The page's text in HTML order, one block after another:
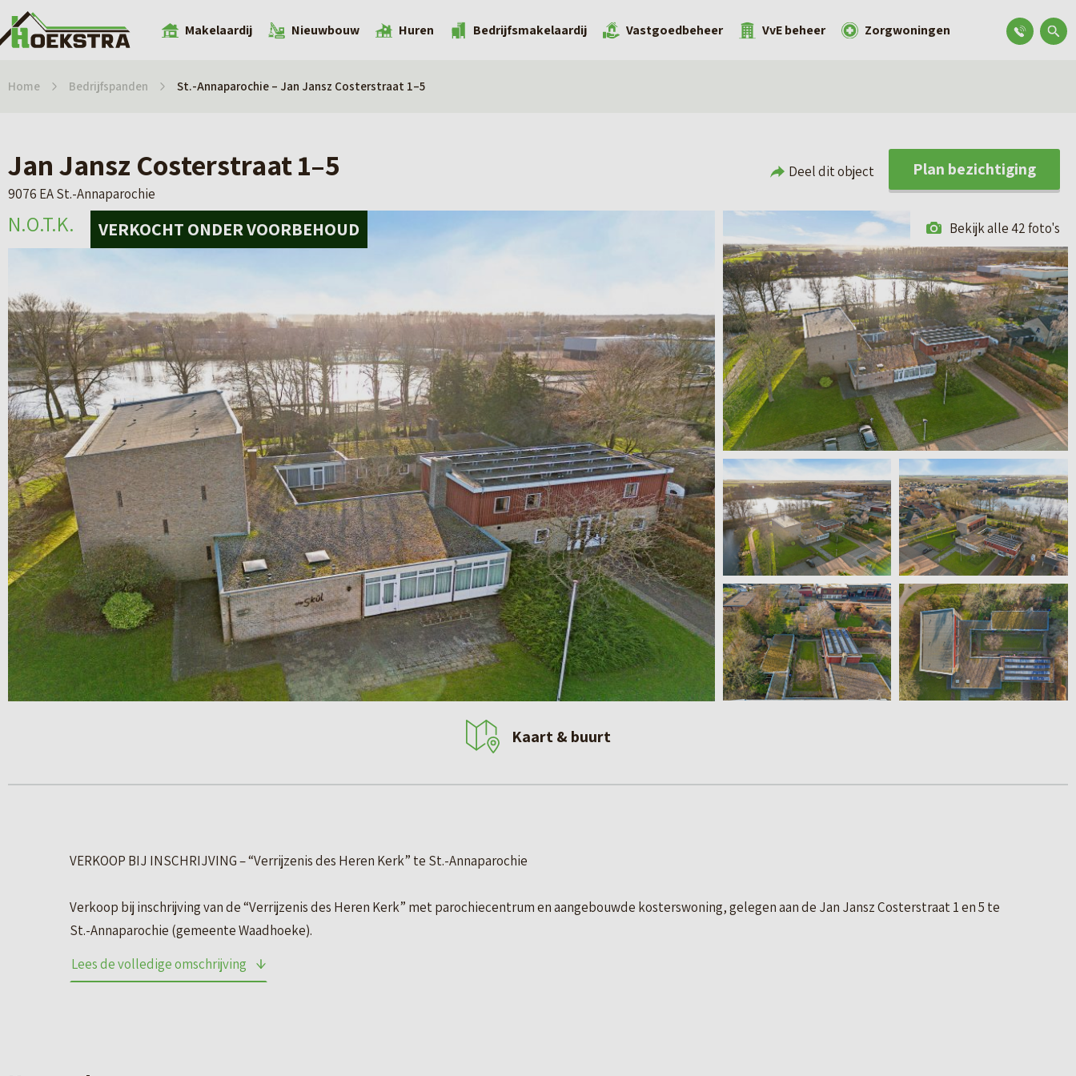
Makelaardij Nieuwbouw Huren Bedrijfsmakelaardij Vastgoedbeheer VvE beheer Zorgwoningen
Home Bedrijfspanden St.-Annaparochie – Jan Jansz Costerstraat 1–5
Jan Jansz Costerstraat 1–5
9076 EA St.-Annaparochie
Deel dit object Plan bezichtiging
N.O.T.K.
N.O.T.K. VERKOCHT ONDER VOORBEHOUD Bekijk alle 42 foto's
Kaart & buurt
VERKOOP BIJ INSCHRIJVING – “Verrijzenis des Heren Kerk” te St.-Annaparochie
Verkoop bij inschrijving van de “Verrijzenis des Heren Kerk” met parochiecentrum en aangebouwde kosterswoning, gelegen aan de Jan Jansz Costerstraat 1 en 5 te
St.-Annaparochie (gemeente Waadhoeke).
Het geheel is gesitueerd op een perceel van 2.385 m² eigen grond, op een aantrekkelijke locatie in een rustige woonomgeving en vlakbij een school. Het object
Lees de volledige omschrijving